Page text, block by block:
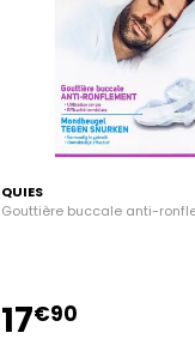
QUIES
Gouttière buccale anti-
17€90